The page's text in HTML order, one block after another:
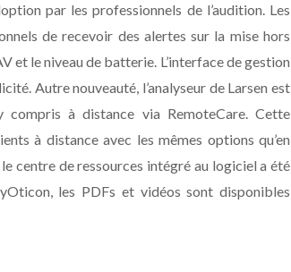
par les professionnels de l’audition. Les
de recevoir des alertes sur la mise hors
et le niveau de batterie. L’interface de gestion
Autre nouveauté, l’analyseur de Larsen est
compris à distance via RemoteCare. Cette
à distance avec les mêmes options qu’en
centre de ressources intégré au logiciel a été
les PDFs et vidéos sont disponibles